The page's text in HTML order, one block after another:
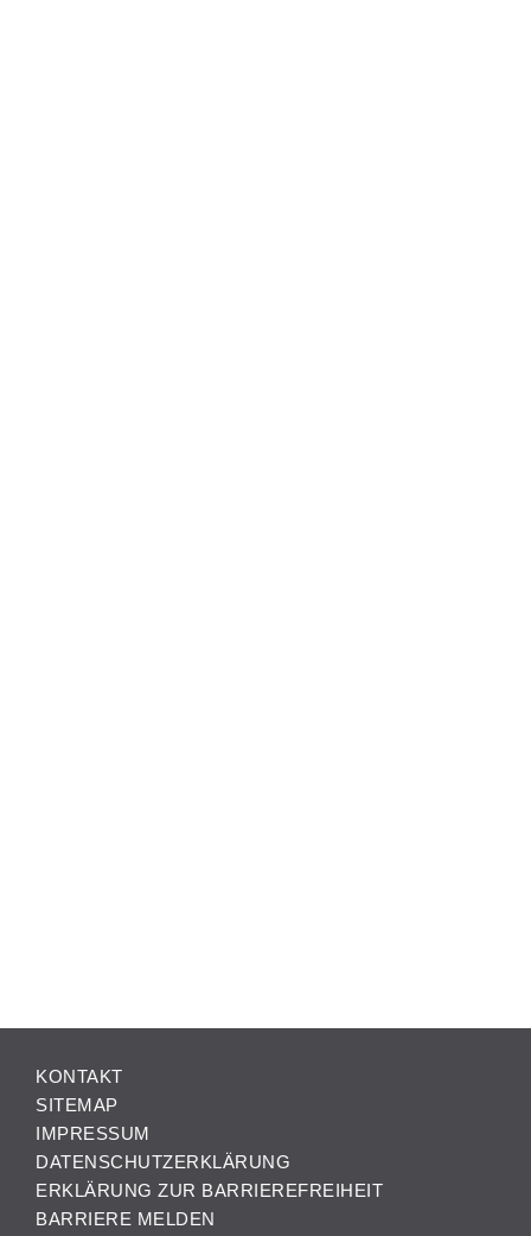
KONTAKT
SITEMAP
IMPRESSUM
DATENSCHUTZERKLÄRUNG
ERKLÄRUNG ZUR BARRIEREFREIHEIT
BARRIERE MELDEN